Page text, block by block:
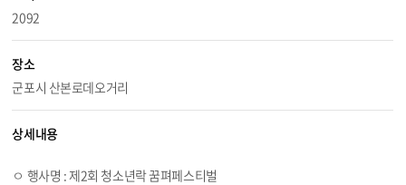
2092
장소
군포시 산본로데오거리
상세내용
ㅇ 행사명 : 제2회 청소년락 꿈펴페스티벌